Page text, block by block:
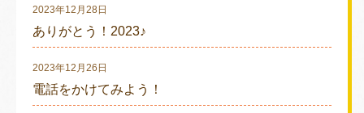
2023年12月28日
ありがとう！2023♪
2023年12月26日
電話をかけてみよう！